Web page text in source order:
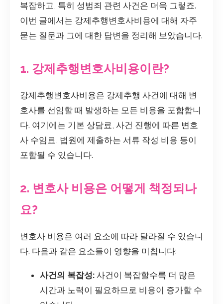
복잡하고, 특히 성범죄 관련 사건은 더욱 그렇죠.
이번 글에서는 강제추행변호사비용에 대해 자주
묻는 질문과 그에 대한 답변을 정리해 보았습니다.
1. 강제추행변호사비용이란?
강제추행변호사비용은 강제추행 사건에 대해 변
호사를 선임할 때 발생하는 모든 비용을 포함합니
다. 여기에는 기본 상담료, 사건 진행에 따른 변호
사 수임료, 법원에 제출하는 서류 작성 비용 등이
포함될 수 있습니다.
2. 변호사 비용은 어떻게 책정되나
요?
변호사 비용은 여러 요소에 따라 달라질 수 있습니
다. 다음과 같은 요소들이 영향을 미칩니다:
사건의 복잡성: 사건이 복잡할수록 더 많은
시간과 노력이 필요하므로 비용이 증가할 수